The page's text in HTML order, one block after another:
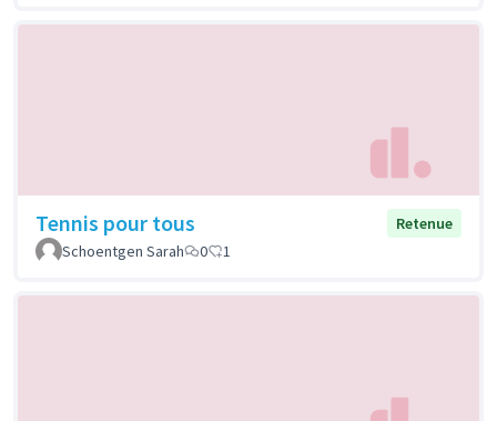
Tennis pour tous
Retenue
Schoentgen Sarah
0 1